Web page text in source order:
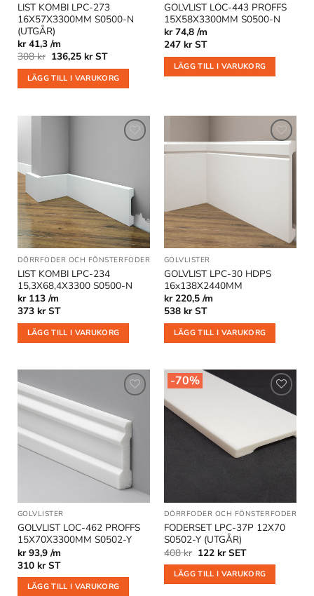
LIST KOMBI LPC-273
16X57X3300MM S0500-N
(UTGÅR)
kr 41,3 /m
308kr Det
ursprungliga
priset
var:
308 kr.
136,25 krDet
priset
är:
136,25 kr.
ST
LÄGG TILL I VARUKORG
GOLVLIST LOC-443 PROFFS
15X58X3300MM S0500-N
kr 74,8 /m
247 kr ST
LÄGG TILL I VARUKORG
önskelistan
DÖRRFODER OCH FÖNSTERFODER GOLVLISTER|
LIST KOMBI LPC-234
15,3X68,4X3300 S0500-N
kr 113 /m
373 kr ST
LÄGG TILL I VARUKORG
GOLVLISTER
GOLVLIST LPC-30 HDPS
16x138X2440MM
kr 220,5 /m
538 kr ST
LÄGG TILL I VARUKORG
Lägg till
i
önskelistan
GOLVLISTER
GOLVLIST LOC-462 PROFFS
15X70X3300MM S0502-Y
kr 93,9 /m
310 kr ST
LÄGG TILL I VARUKORG
-70%
önskelistan
DÖRRFODER OCH FÖNSTERFODER
FODERSET LPC-37P 12X70
S0502-Y (UTGÅR)
408kr Det
ursprungliga
priset
var:
408 kr.
122 krDet
nuvarande
priset
är:
122 kr.
SET
LÄGG TILL I VARUKORG